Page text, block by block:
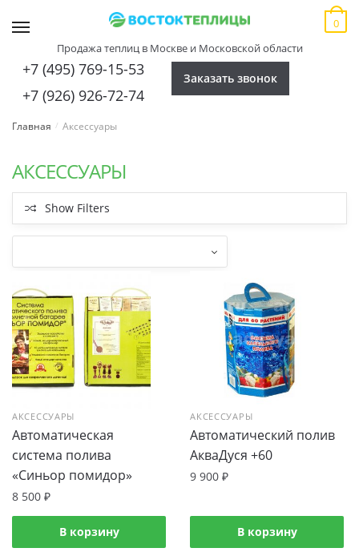
Продажа теплиц в Москве и Московской области
+7 (495) 769-15-53
+7 (926) 926-72-74
Заказать звонок
0
Главная / Аксессуары
АКСЕССУАРЫ
Show Filters
АКСЕССУАРЫ
Автоматическая
система полива
«Синьор помидор»
8 500 ₽
В корзину
АКСЕССУАРЫ
Автоматический полив
АкваДуся +60
9 900₽
В корзину